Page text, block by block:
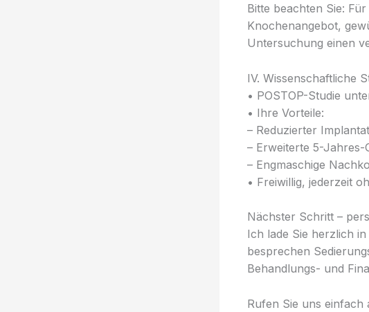
Bitte beachten Sie:
Knochenangebot,
Untersuchung einen
IV. Wissenschaftliche
• POSTOP-Studie
• Ihre Vorteile:
– Reduzierter
– Erweiterte 5-Jahres-
– Engmaschige
• Freiwillig, jederzeit
Nächster Schritt –
Ich lade Sie herzlich
besprechen
Behandlungs- und
Rufen Sie uns einfach